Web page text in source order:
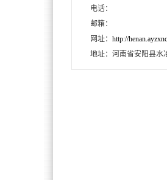
电话：
邮箱：
网址： http://
地址：河南省安阳县水